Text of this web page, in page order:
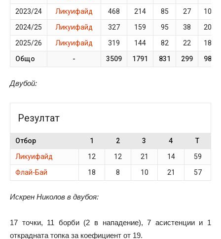
2023/24
Ликуифайд 468 214 85 27
10
2024/25
Ликуифайд 327 159 95 38
20
2025/26
Ликуифайд 319 144 82 22
18
Общо
- 3509 1791 831 299 98
Двубой:
Резултат
Отбор 1 2 3 4
T
Ликуифайд
12 12 21 14
59
Флай-Бай
18 8 10 21 57
Искрен Николов в двубоя:
17 точки, 11 борби (2 в нападение), 7 асистенции и 1
открадната топка за коефициент от 19.